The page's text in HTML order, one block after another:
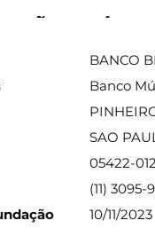
sobre
BANCO
Banco
SAO
05422-012
(11)
10/11/2023